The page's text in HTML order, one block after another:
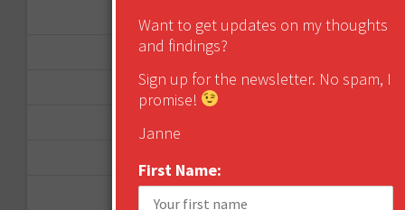
December 2016
November 2016
October 2016
April 2016
Want to get updates on my thoughts
and findings?
Sign up for the newsletter. No spam, I
promise!
Janne
First Name: